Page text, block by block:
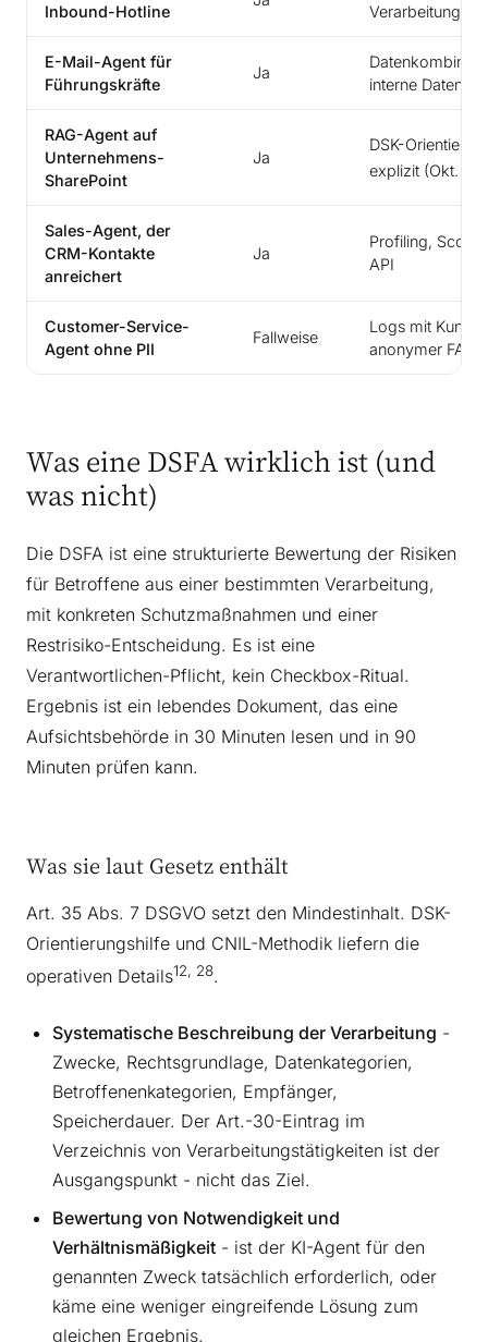
Inbound-Hotline
Verarbeitung,
E-Mail-Agent für
Führungskräfte
Ja
interne
RAG-Agent auf
Unternehmens-
SharePoint
Ja
DSK-
explizit (Okt.
Sales-Agent, der
CRM-Kontakte
anreichert
Ja
Profiling,
API
Customer-Service-
Agent ohne PII
Fallweise
Logs mit
anonymer
Was eine DSFA wirklich ist (und
was nicht)
Die DSFA ist eine strukturierte Bewertung der Risiken
für Betroffene aus einer bestimmten Verarbeitung,
mit konkreten Schutzmaßnahmen und einer
Restrisiko-Entscheidung. Es ist eine
Verantwortlichen-Pflicht, kein Checkbox-Ritual.
Ergebnis ist ein lebendes Dokument, das eine
Aufsichtsbehörde in 30 Minuten lesen und in 90
Minuten prüfen kann.
Was sie laut Gesetz enthält
Art. 35 Abs. 7 DSGVO setzt den Mindestinhalt. DSK-
Orientierungshilfe und CNIL-Methodik liefern die
operativen Details12, 28.
Systematische Beschreibung der Verarbeitung -
Zwecke, Rechtsgrundlage, Datenkategorien,
Betroffenenkategorien, Empfänger,
Speicherdauer. Der Art.-30-Eintrag im
Verzeichnis von Verarbeitungstätigkeiten ist der
Ausgangspunkt - nicht das Ziel.
Bewertung von Notwendigkeit und
Verhältnismäßigkeit - ist der KI-Agent für den
genannten Zweck tatsächlich erforderlich, oder
käme eine weniger eingreifende Lösung zum
gleichen Ergebnis.